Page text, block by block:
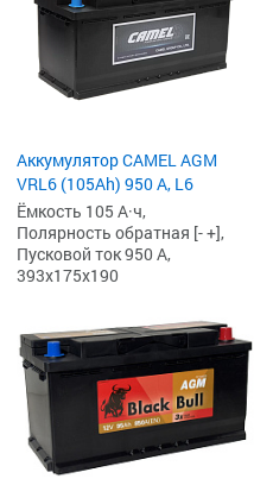
Аккумулятор CAMEL AGM
VRL6 (105Ah) 950 А, L6
Ёмкость 105 А·ч,
Полярность обратная [- +],
Пусковой ток 950 А,
393x175x190